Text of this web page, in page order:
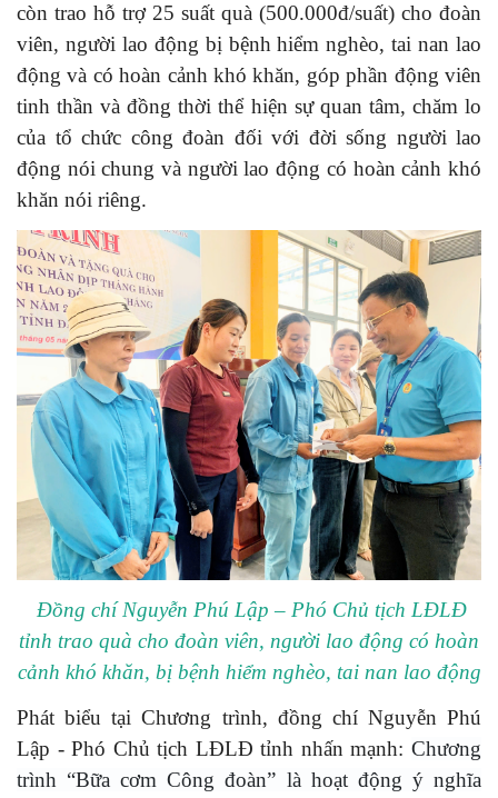
còn trao hỗ trợ 25 suất quà (500.000đ/suất) cho đoàn
viên, người lao động bị bệnh hiểm nghèo, tai nan lao
động và có hoàn cảnh khó khăn, góp phần động viên
tinh thần và đồng thời thể hiện sự quan tâm, chăm lo
của tổ chức công đoàn đối với đời sống người lao
động nói chung và người lao động có hoàn cảnh khó
khăn nói riêng.
Đồng chí Nguyễn Phú Lập – Phó Chủ tịch LĐLĐ
tỉnh trao quà cho đoàn viên, người lao động có hoàn
cảnh khó khăn, bị bệnh hiểm nghèo, tai nan lao động
Phát biểu tại Chương trình, đồng chí Nguyễn Phú
Lập - Phó Chủ tịch LĐLĐ tỉnh nhấn mạnh: Chương
trình “Bữa cơm Công đoàn” là hoạt động ý nghĩa